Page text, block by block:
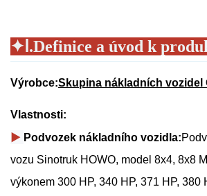
✦ Ⅰ.Definice a úvod k
Výrobce:Skupina nákladních vozidel
Vlastnosti:
▶ Podvozek nákladního vozidla:
vozu Sinotruk HOWO, model 8x4, 8x8
výkonem 300 HP, 340 HP, 371 HP, 380